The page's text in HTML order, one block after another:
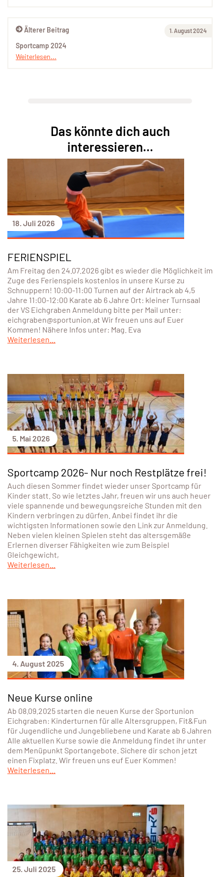
Älterer Beitrag 1. August 2024
Sportcamp 2024
Weiterlesen...
Das könnte dich auch
interessieren...
18. Juli 2026
FERIENSPIEL
Am Freitag den 24.07.2026 gibt es wieder die Möglichkeit im
Zuge des Ferienspiels kostenlos in unsere Kurse zu
Schnuppern! 10:00-11:00 Turnen auf der Airtrack ab 4,5
Jahre 11:00-12:00 Karate ab 6 Jahre Ort: kleiner Turnsaal
der VS Eichgraben Anmeldung bitte per Mail unter:
eichgraben@sportunion.at Wir freuen uns auf Euer
Kommen! Nähere Infos unter: Mag. Eva
Weiterlesen...
5. Mai 2026
Sportcamp 2026- Nur noch Restplätze frei!
Auch diesen Sommer findet wieder unser Sportcamp für
Kinder statt. So wie letztes Jahr, freuen wir uns auch heuer
viele spannende und bewegungsreiche Stunden mit den
Kindern verbringen zu dürfen. Anbei findet ihr die
wichtigsten Informationen sowie den Link zur Anmeldung.
Neben vielen kleinen Spielen steht das altersgemäße
Erlernen diverser Fähigkeiten wie zum Beispiel
Gleichgewicht,
Weiterlesen...
4. August 2025
Neue Kurse online
Ab 08.09.2025 starten die neuen Kurse der Sportunion
Eichgraben: Kinderturnen für alle Altersgruppen, Fit&Fun
für Jugendliche und Jungebliebene und Karate ab 6 Jahren
Alle aktuellen Kurse sowie die Anmeldung findet ihr unter
dem Menüpunkt Sportangebote. Sichere dir schon jetzt
einen Fixplatz. Wir freuen uns euf Euer Kommen!
Weiterlesen...
25. Juli 2025